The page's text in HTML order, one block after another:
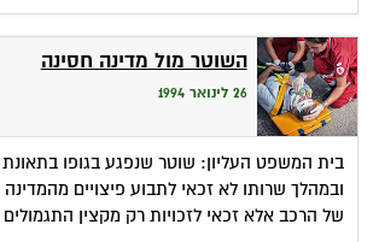
השוטר מול מדינה חסינה
26 לינואר 1994
בית המשפט העליון: שוטר שנפגע בגופו
ובמהלך שרותו לא זכאי לתבוע פיצויים
של הרכב אלא זכאי לזכויות רק מקצין התגמולים